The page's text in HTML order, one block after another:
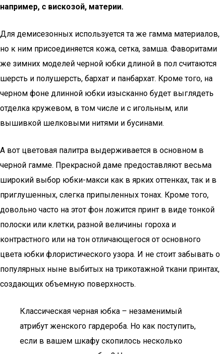
например, с вискозой, материи.
Для демисезонных используется та же гамма материалов,
но к ним присоединяется кожа, сетка, замша. Фаворитами
же зимних моделей черной юбки длиной в пол считаются
шерсть и полушерсть, бархат и панбархат. Кроме того, на
черном фоне длинной юбки изысканно будет выглядеть
отделка кружевом, в том числе и с игольным, или
вышивкой шелковыми нитями и бусинами.
А вот цветовая палитра выдерживается в основном в
черной гамме. Прекрасной даме предоставляют весьма
широкий выбор юбки-макси как в ярких оттенках, так и в
приглушенных, слегка припыленных тонах. Кроме того,
довольно часто на этот фон ложится принт в виде тонкой
полоски или клетки, разной величины гороха и
контрастного или на тон отличающегося от основного
цвета юбки флористического узора. И не стоит забывать о
популярных ныне выбитых на трикотажной ткани принтах,
создающих объемную поверхность.
Классическая черная юбка – незаменимый
атрибут женского гардероба. Но как поступить,
если в вашем шкафу скопилось несколько